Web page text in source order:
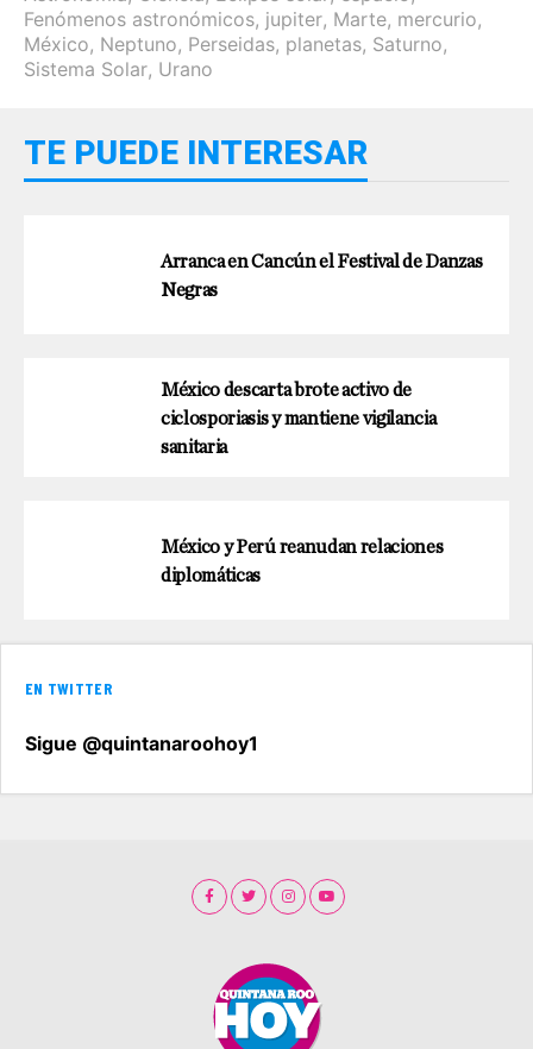
Fenómenos astronómicos, jupiter, Marte, mercurio,
México, Neptuno, Perseidas, planetas, Saturno,
Sistema Solar, Urano
TE PUEDE INTERESAR
Arranca en Cancún el Festival de Danzas
Negras
México descarta brote activo de
ciclosporiasis y mantiene vigilancia
sanitaria
México y Perú reanudan relaciones
diplomáticas
EN TWITTER
Sigue @quintanaroohoy1